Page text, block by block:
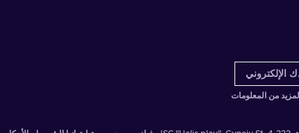
لمزيد من المعلومات